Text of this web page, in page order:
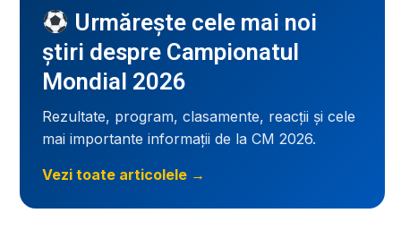
Urmărește cele mai noi
știri despre Campionatul
Mondial 2026
Rezultate, program, clasamente, reacții și cele
mai importante informații de la CM 2026.
Vezi toate articolele →